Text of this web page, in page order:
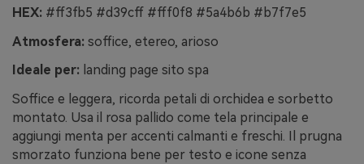
HEX: #ff3fb5 #d39cff #fff0f8 #5a4b6b #b7f7e5
Atmosfera: soffice, etereo, arioso
Ideale per: landing page sito spa
Soffice e leggera, ricorda petali di orchidea e sorbetto
montato. Usa il rosa pallido come tela principale e
aggiungi menta per accenti calmanti e freschi. Il prugna
smorzato funziona bene per testo e icone senza